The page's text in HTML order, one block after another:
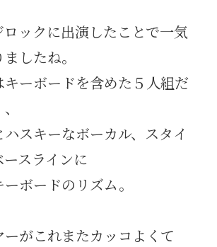
ロックに出演したことで一気
したね。
ーボードを含めた５人組だ
スキーなボーカル、スタイ
ースラインに
ボードのリズム。
ーがこれまたカッコよくて